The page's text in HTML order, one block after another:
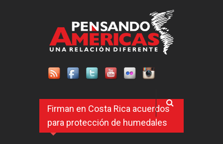
Firman en Costa Rica acuerdos
para protección de humedales